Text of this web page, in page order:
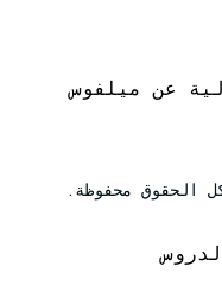
عن ميلفوس